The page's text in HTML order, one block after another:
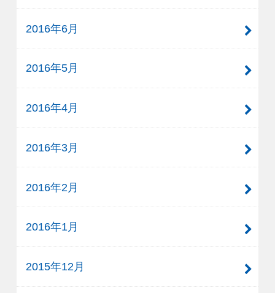
2016年6月
2016年5月
2016年4月
2016年3月
2016年2月
2016年1月
2015年12月